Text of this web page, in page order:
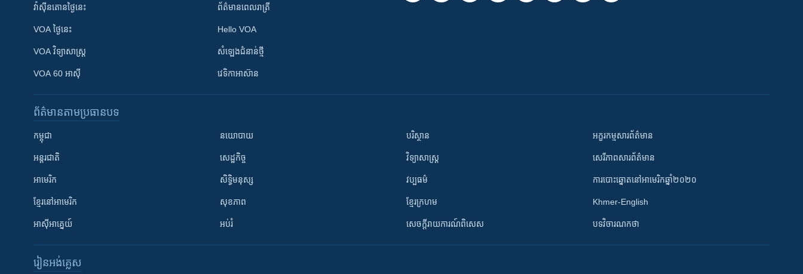
វ៉ាស៊ីនតោន​ថ្ងៃ​នេះ
VOA ថ្ងៃនេះ
VOA ​វិទ្យាសាស្ត្រ
VOA 60 អាស៊ី
ព័ត៌មាន​​ពេល​រាត្រី
Hello VOA
សំឡេង​ជំនាន់​ថ្មី
វេទិកា​អាស៊ាន
ព័ត៌មាន​តាមប្រធានបទ​
កម្ពុជា
អន្តរជាតិ
អាមេរិក
ខ្មែរ​នៅអាមេរិក
អាស៊ីអាគ្នេយ៍
នយោបាយ
សេដ្ឋកិច្ច
សិទ្ធិមនុស្ស
សុខភាព
អប់រំ
បរិស្ថាន
វិទ្យាសាស្រ្ត
វប្បធម៌
ខ្មែរក្រហម
សេចក្តីរាយការណ៍ពិសេស
អក្ខរកម្មសារព័ត៌មាន
សេរីភាពសារព័ត៌មាន
ការបោះឆ្នោតនៅអាមេរិកឆ្នាំ២០២០
Khmer-English
បទវិចារណកថា
រៀន​​អង់គ្លេស